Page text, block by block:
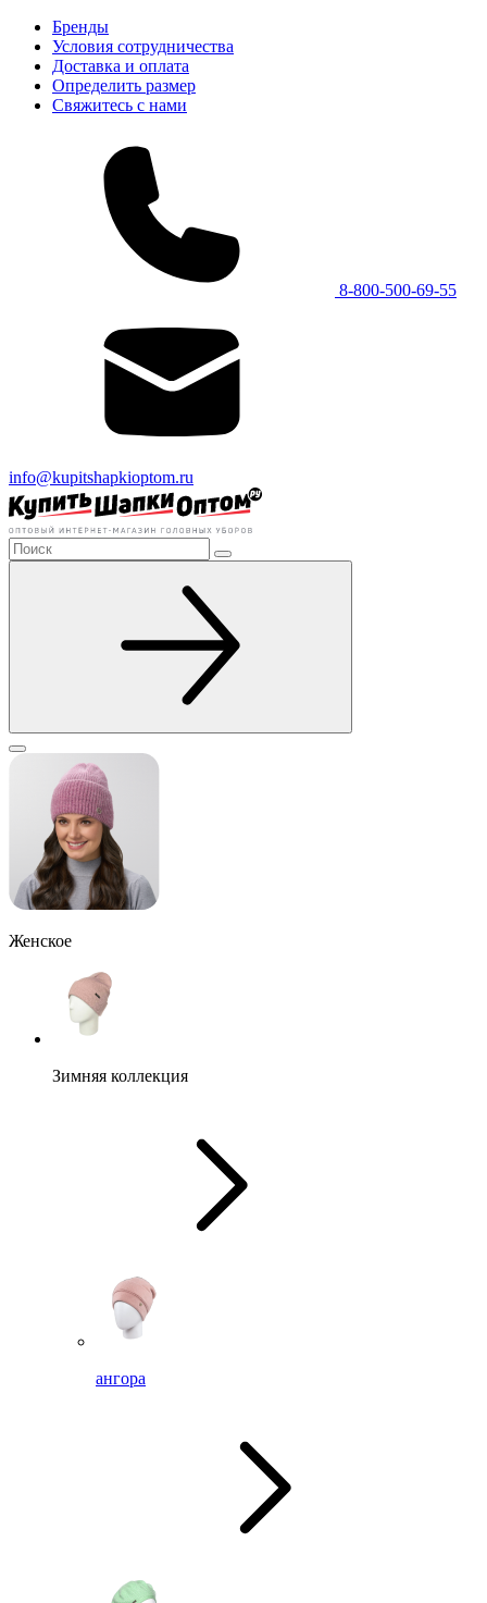
Бренды
Условия сотрудничества
Доставка и оплата
Определить размер
Свяжитесь с нами
8-800-500-69-55
info@kupitshapkioptom.ru
Женское
Зимняя коллекция
ангора